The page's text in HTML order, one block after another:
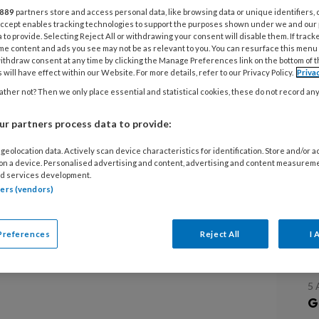
West-Brabant en Zeeland
naar Den Haag over het grote
dat patiënten in deze regio's
tandarts komen te zitten
valt te lezen in BN DeStem.
vooral bij kinderen tekort te
juist zo belangrijk is om er tijdig bij
hebben, komen de kinderen ook niet bij
niet dat de mondzorg voor kinderen
5
889 partners store and access personal data, like browsing data or unique identifiers,
enables tracking technologies to support the purposes shown under we and
to provide. Selecting Reject All or withdrawing your consent will disable them. If
content and ads you see may not be as relevant to you. You can resurface this
consent at any time by clicking the Manage Preferences link on the bottom of
will have effect within our Website. For more details, refer to our Privacy Policy.
not? Then we only place essential and statistical cookies, these do not record
partners process data to provide:
data. Actively scan device characteristics for identification. Store and/or
a device. Personalised advertising and content, advertising and content
services development.
(vendors)
Reject All I